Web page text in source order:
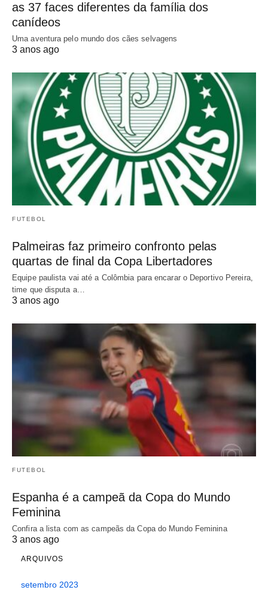
as 37 faces diferentes da família dos
canídeos
Uma aventura pelo mundo dos cães selvagens
3 anos ago
FUTEBOL
Palmeiras faz primeiro confronto pelas
quartas de final da Copa Libertadores
Equipe paulista vai até a Colômbia para encarar o Deportivo Pereira,
time que disputa a…
3 anos ago
FUTEBOL
Espanha é a campeã da Copa do Mundo
Feminina
Confira a lista com as campeãs da Copa do Mundo Feminina
3 anos ago
ARQUIVOS
setembro 2023